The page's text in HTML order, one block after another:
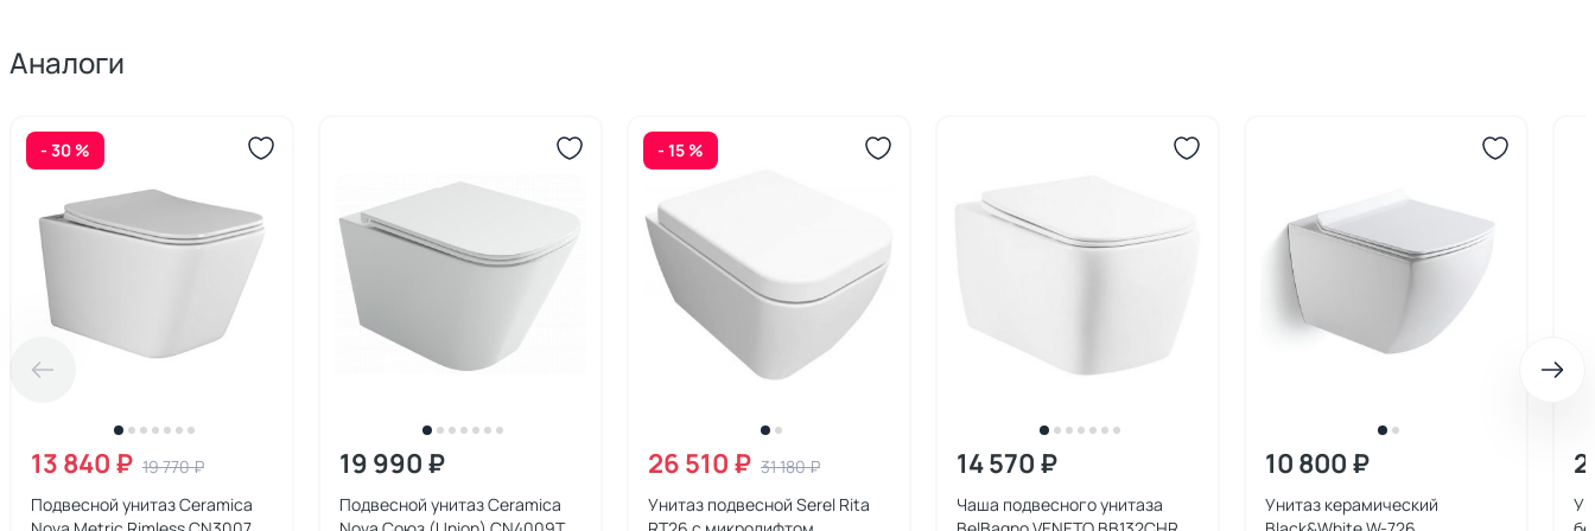
Аналоги
- 30 %
13 840 ₽ 19 770 ₽
Подвесной унитаз Ceramica
19 990 ₽
Подвесной унитаз Ceramica
- 15 %
26 510 ₽ 31 180 ₽
Унитаз подвесной Serel Rita
14 570 ₽
Чаша подвесного унитаза
10 800 ₽
Унитаз керамический